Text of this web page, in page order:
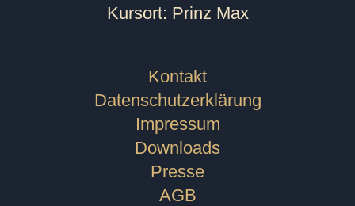
Kursort: Prinz Max
Kontakt
Datenschutzerklärung
Impressum
Downloads
Presse
AGB